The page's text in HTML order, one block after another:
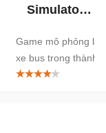
Simulator
Game mô phỏng lái
xe bus trong thành
phố